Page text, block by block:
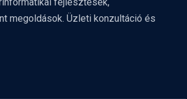
megoldások. Üzleti konzultáció és